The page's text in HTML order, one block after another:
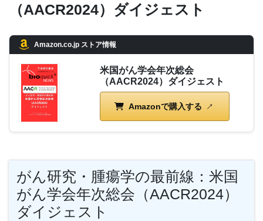
（AACR2024）ダイジェスト
Amazon.co.jp ストア情報
米国がん学会年次総会
（AACR2024）ダイジェスト
Amazonで購入する
がん研究・腫瘍学の最前線：米国
がん学会年次総会（AACR2024）
ダイジェスト